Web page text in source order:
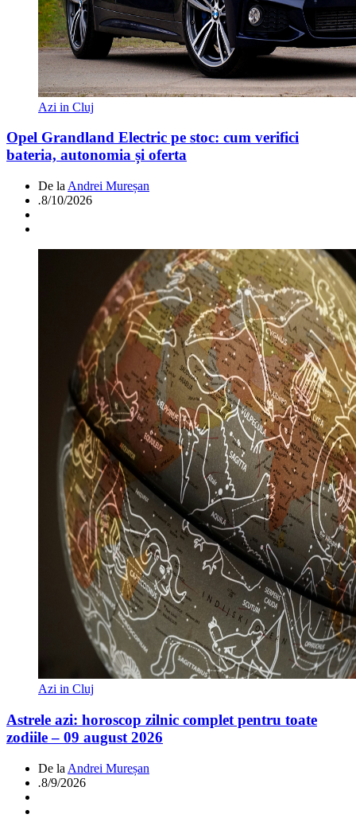
Azi in Cluj
Opel Grandland Electric pe stoc: cum verifici
bateria, autonomia și oferta
De la Andrei Mureșan
.8/10/2026
Azi in Cluj
Astrele azi: horoscop zilnic complet pentru toate
zodiile – 09 august 2026
De la Andrei Mureșan
.8/9/2026